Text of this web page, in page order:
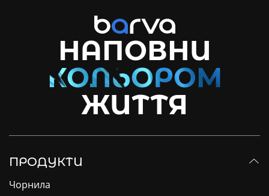
НАПОВНИ
ЖИТТЯ
ПРОДУКТИ
Чорнила